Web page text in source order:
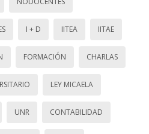
I + D IITEA IITAE
FORMACIÓN CHARLAS
LEY MICAELA
UNR CONTABILIDAD